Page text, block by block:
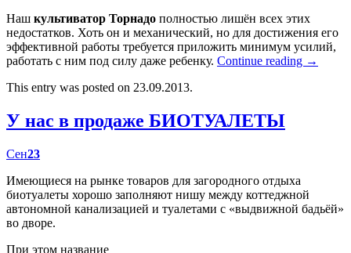
Наш культиватор Торнадо полностью лишён всех этих
недостатков. Хоть он и механический, но для достижения его
эффективной работы требуется приложить минимум усилий,
работать с ним под силу даже ребенку. Continue reading →
This entry was posted on 23.09.2013.
У нас в продаже БИОТУАЛЕТЫ
Сен23
Имеющиеся на рынке товаров для загородного отдыха
биотуалеты хорошо заполняют нишу между коттеджной
автономной канализацией и туалетами с «выдвижной бадьёй»
во дворе.
При этом название